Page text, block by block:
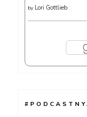
by Lori Gottlieb